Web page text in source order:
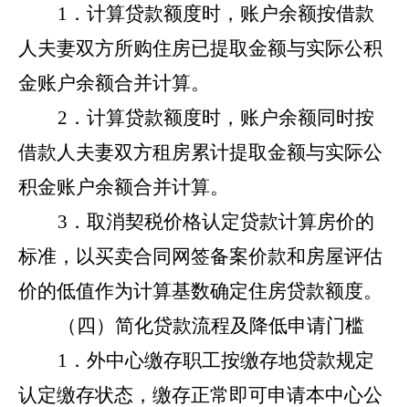
1．计算贷款额度时，账户余额按借款
人夫妻双方所购住房已提取金额与实际公积
金账户余额合并计算。
2．计算贷款额度时，账户余额同时按
借款人夫妻双方租房累计提取金额与实际公
积金账户余额合并计算。
3．取消契税价格认定贷款计算房价的
标准，以买卖合同网签备案价款和房屋评估
价的低值作为计算基数确定住房贷款额度。
（四）简化贷款流程及降低申请门槛
1．外中心缴存职工按缴存地贷款规定
认定缴存状态，缴存正常即可申请本中心公